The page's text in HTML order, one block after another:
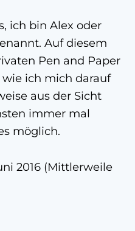
ich bin Alex oder
Auf diesem
Pen and Paper
ich mich darauf
aus der Sicht
immer mal
möglich.
2016 (Mittlerweile